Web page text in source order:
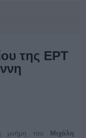
της ΕΡΤ
μνήμη του Μιχάλη